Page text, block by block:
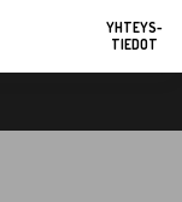
YHTEYS-
TIEDOT